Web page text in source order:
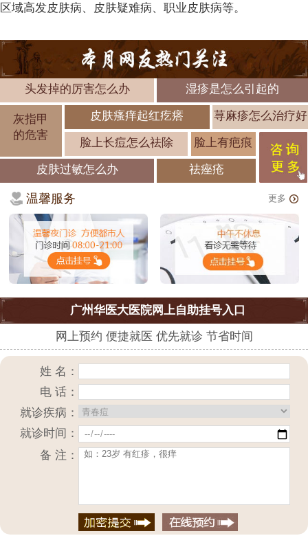
区域高发皮肤病、皮肤疑难病、职业皮肤病等。
头发掉的厉害怎么办 湿疹是怎么引起的
灰指甲
的危害
皮肤瘙痒起红疙瘩 荨麻疹怎么治疗好
脸上长痘怎么祛除 脸上有疤痕
皮肤过敏怎么办 祛痤疮
温馨服务 更多
广州华医大医院网上自助挂号入口
网上预约 便捷就医 优先就诊 节省时间
姓 名：
电 话：
就诊疾病：
就诊时间：
备 注：